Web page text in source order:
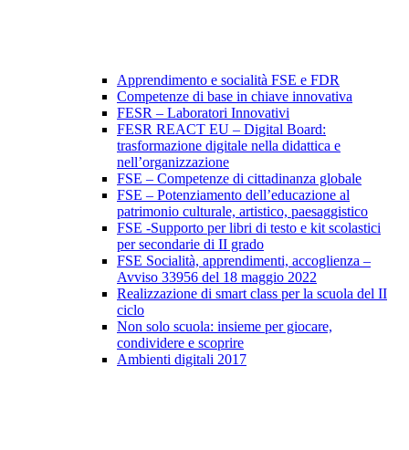
Apprendimento e socialità FSE e FDR
Competenze di base in chiave innovativa
FESR – Laboratori Innovativi
FESR REACT EU – Digital Board:
trasformazione digitale nella didattica e
nell’organizzazione
FSE – Competenze di cittadinanza globale
FSE – Potenziamento dell’educazione al
patrimonio culturale, artistico, paesaggistico
FSE -Supporto per libri di testo e kit scolastici
per secondarie di II grado
FSE Socialità, apprendimenti, accoglienza –
Avviso 33956 del 18 maggio 2022
Realizzazione di smart class per la scuola del II
ciclo
Non solo scuola: insieme per giocare,
condividere e scoprire
Ambienti digitali 2017